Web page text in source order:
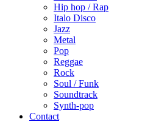
Hip hop / Rap
Italo Disco
Jazz
Metal
Pop
Reggae
Rock
Soul / Funk
Soundtrack
Synth-pop
Contact